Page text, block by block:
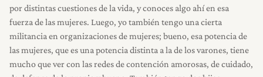
por distintas cuestiones de la vida, y conoces algo ahí en esa
fuerza de las mujeres. Luego, yo también tengo una cierta
militancia en organizaciones de mujeres; bueno, esa potencia de
las mujeres, que es una potencia distinta a la de los varones, tiene
mucho que ver con las redes de contención amorosas, de cuidado,